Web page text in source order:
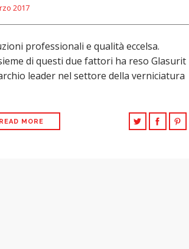
2017
professionali e qualità eccelsa.
di questi due fattori ha reso Glasurit
leader nel settore della verniciatura
READ MORE